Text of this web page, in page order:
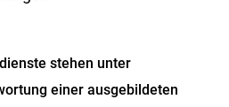
stehen unter
einer ausgebildeten